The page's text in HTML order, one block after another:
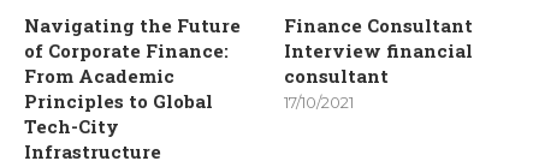
Navigating the Future
of Corporate Finance:
From Academic
Principles to Global
Tech-City
Infrastructure
Finance Consultant
Interview financial
consultant
17/10/2021